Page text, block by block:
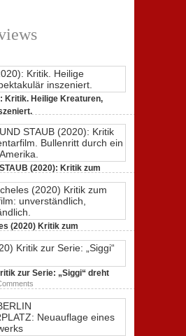
Kritik. Heilige Kreaturen,
(2020): Kritik zum
2 Comments
(2020) Kritik zum
unverständlich,
zur Serie: „Siggi“ dreht